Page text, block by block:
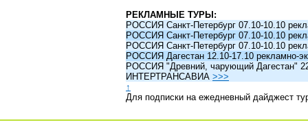
РЕКЛАМНЫЕ ТУРЫ:
РОССИЯ Санкт-Петербург 07.10-10.10
РОССИЯ Санкт-Петербург 07.10-10.10
РОССИЯ Санкт-Петербург 07.10-10.10
РОССИЯ Дагестан 12.10-17.10 рекламно-
РОССИЯ "Древний, чарующий Дагестан"
ИНТЕРТРАНСАВИА >>>
↑
Для подписки на ежедневный дайджест